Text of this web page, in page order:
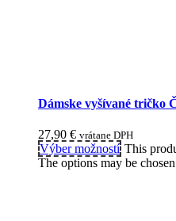
Dámske vyšívané tričko
27,90 € vrátane DPH
Výber možností This
The options may be